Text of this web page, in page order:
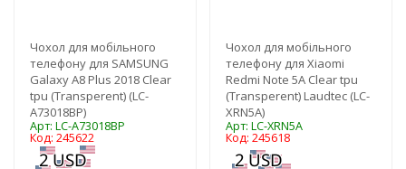
Чохол для мобільного
телефону для SAMSUNG
Galaxy A8 Plus 2018 Clear
tpu (Transperent) (LC-
A73018BP)
Арт: LC-A73018BP
Код: 245622
Чохол для мобільного
телефону для Xiaomi
Redmi Note 5A Clear tpu
(Transperent) Laudtec (LC-
XRN5A)
Арт: LC-XRN5A
Код: 245618